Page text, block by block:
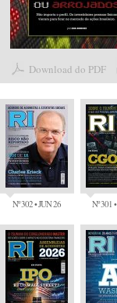
Download do PDF
Nº 302 • JUN 26 Nº 301